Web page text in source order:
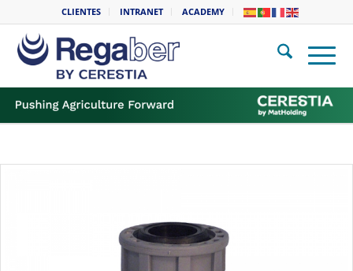
CLIENTES INTRANET ACADEMY